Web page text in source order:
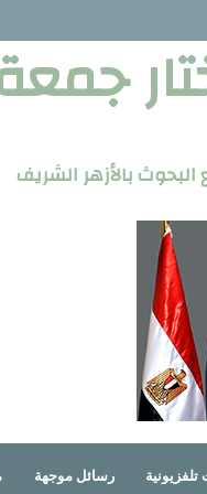
بالأزهر الشريف
تلفزيونية رسائل موجهة